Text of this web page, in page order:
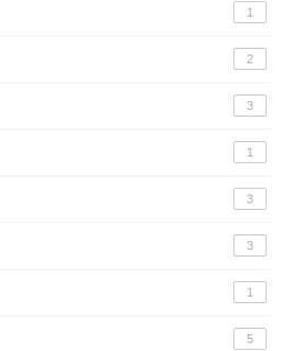
1
2
3
1
3
3
1
5